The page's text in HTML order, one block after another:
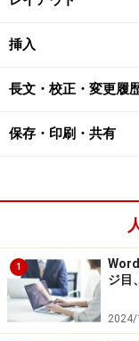
挿入
長文・校正・変更履
保存・印刷・共有
1
ジ目